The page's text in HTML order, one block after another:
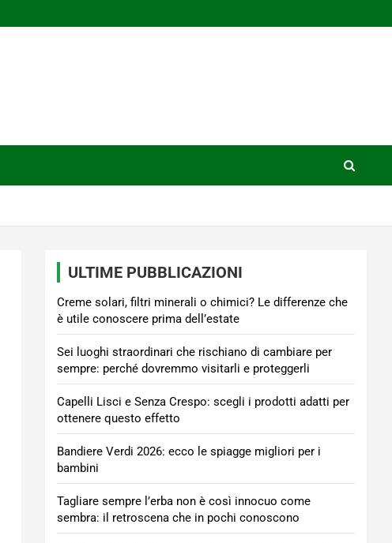
ULTIME PUBBLICAZIONI
Creme solari, filtri minerali o chimici? Le differenze che
è utile conoscere prima dell’estate
Sei luoghi straordinari che rischiano di cambiare per
sempre: perché dovremmo visitarli e proteggerli
Capelli Lisci e Senza Crespo: scegli i prodotti adatti per
ottenere questo effetto
Bandiere Verdi 2026: ecco le spiagge migliori per i
bambini
Tagliare sempre l’erba non è così innocuo come
sembra: il retroscena che in pochi conoscono